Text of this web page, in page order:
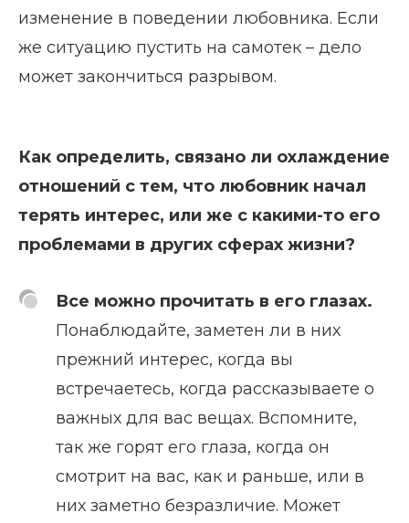
изменение в поведении любовника. Если
же ситуацию пустить на самотек – дело
может закончиться разрывом.
Как определить, связано ли охлаждение
отношений с тем, что любовник начал
терять интерес, или же с какими-то его
проблемами в других сферах жизни?
Все можно прочитать в его глазах.
Понаблюдайте, заметен ли в них
прежний интерес, когда вы
встречаетесь, когда рассказываете о
важных для вас вещах. Вспомните,
так же горят его глаза, когда он
смотрит на вас, как и раньше, или в
них заметно безразличие. Может